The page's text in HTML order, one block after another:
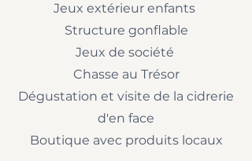
Jeux extérieur enfants
Structure gonflable
Jeux de société
Chasse au Trésor
Dégustation et visite de la cidrerie
d'en face
Boutique avec produits locaux